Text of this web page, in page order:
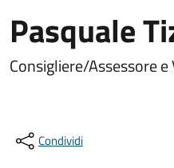
Pasquale
Consigliere/Assessore
Condividi